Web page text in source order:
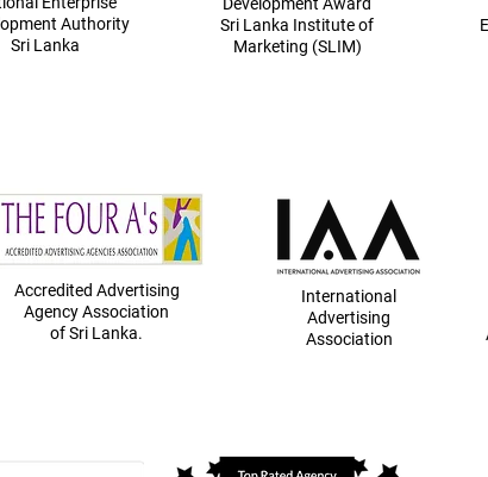
Authority
Sri Lanka
Sri Lanka Institute of
Marketing (SLIM)
Accredited Advertising
AgencyAssociation
of Sri Lanka.
International
Advertising
Association